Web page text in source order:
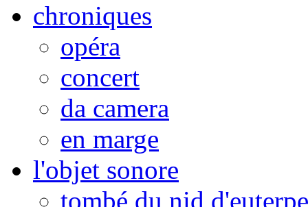
chroniques
opéra
concert
da camera
en marge
l'objet sonore
tombé du nid d'euterpe